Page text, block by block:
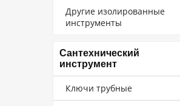
Другие изолированные
инструменты
Сантехнический
инструмент
Ключи трубные